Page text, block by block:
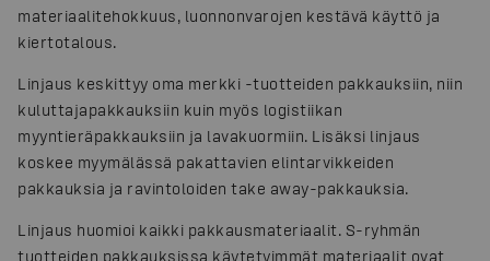
materiaalitehokkuus, luonnonvarojen kestävä käyttö ja
kiertotalous.
Linjaus keskittyy oma merkki -tuotteiden pakkauksiin, niin
kuluttajapakkauksiin kuin myös logistiikan
myyntieräpakkauksiin ja lavakuormiin. Lisäksi linjaus
koskee myymälässä pakattavien elintarvikkeiden
pakkauksia ja ravintoloiden take away-pakkauksia.
Linjaus huomioi kaikki pakkausmateriaalit. S-ryhmän
tuotteiden pakkauksissa käytetyimmät materiaalit ovat